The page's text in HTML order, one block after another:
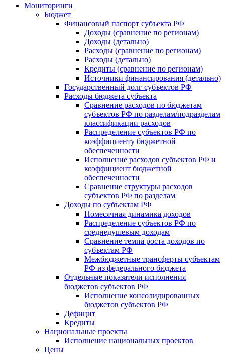
Мониторинги
Бюджет
Финансовый паспорт субъекта РФ
Доходы (сравнение по регионам)
Доходы (детально)
Расходы (сравнение по регионам)
Расходы (детально)
Кредиты (сравнение по регионам)
Источники финансирования (детально)
Государственный долг субъектов РФ
Расходы бюджета субъекта
Сравнение расходов по бюджетам
субъектов РФ по разделам/подразделам
классификации расходов
Распределение субъектов РФ по
коэффициенту бюджетной
обеспеченности
Исполнение расходов субъектов РФ и
коэффициент бюджетной
обеспеченности
Сравнение структуры расходов
субъектов РФ по разделам
Доходы по субъектам РФ
Помесячная динамика доходов
Распределение субъектов РФ по
среднедушевым доходам
Сравнение темпа роста доходов по
субъектам РФ
Межбюджетные трансферты субъектам
РФ из федерального бюджета
Отдельные показатели исполнения
бюджетов субъектов РФ
Исполнение консолидированных
бюджетов субъектов РФ
Дефицит
Кредиты
Национальные проекты
Исполнение национальных проектов
Цены